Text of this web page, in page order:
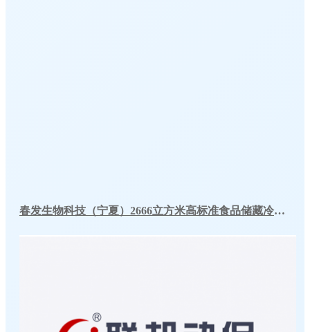
春发生物科技（宁夏）2666立方米高标准食品储藏冷库工程案例